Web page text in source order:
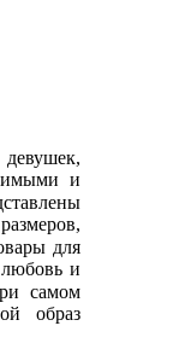
и
для
и
самом
образ